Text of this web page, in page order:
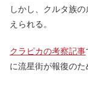
しかし、クルタ族
えられる。
クラピカの考察記事
に流星街が報復のた